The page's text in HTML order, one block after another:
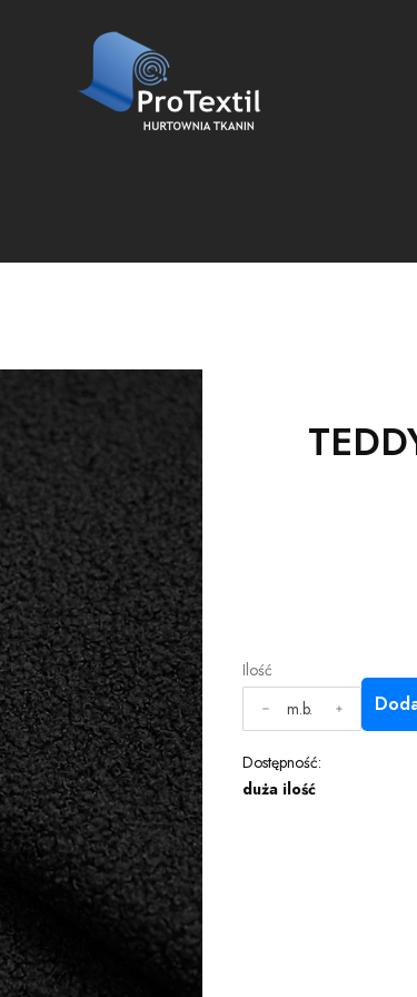
Ilość
m.b.
Dostępność:
duża ilość